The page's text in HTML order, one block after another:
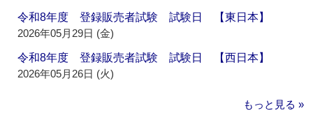
令和8年度 登録販売者試験 試験日 【東日本】
2026年05月29日 (金)
令和8年度 登録販売者試験 試験日 【西日本】
2026年05月26日 (火)
もっと見る »